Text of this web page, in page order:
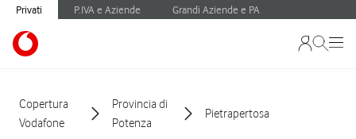
Privati P.IVA e Aziende Grandi Aziende e PA
Copertura
Vodafone
Provincia di
Potenza
Pietrapertosa